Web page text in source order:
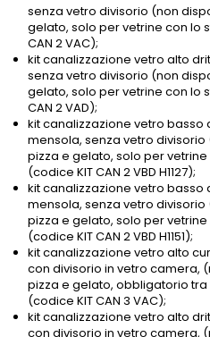
senza vetro divisorio (non
gelato, solo per vetrine con lo
CAN 2 VAC);
kit canalizzazione vetro alto
senza vetro divisorio (non
gelato, solo per vetrine con lo
CAN 2 VAD);
kit canalizzazione vetro basso
mensola, senza vetro
pizza e gelato, solo per
(codice KIT CAN 2 VBD H1127);
kit canalizzazione vetro basso
mensola, senza vetro
pizza e gelato, solo per
(codice KIT CAN 2 VBD H1151);
kit canalizzazione vetro alto
con divisorio in vetro camera,
pizza e gelato, obbligatorio
(codice KIT CAN 3 VAC);
kit canalizzazione vetro alto
con divisorio in vetro camera,